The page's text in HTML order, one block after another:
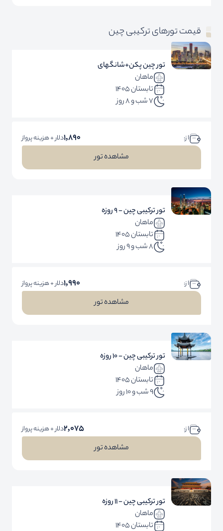
قیمت تورهای ترکیبی چین
تور چین پکن+شانگهای
ماهان
تابستان 1405
7 شب و 8 روز
ا ز: 1,890دلار + هزینه پرواز
مشاهده تور
تور ترکیبی چین - 9 روزه
ماهان
تابستان 1405
8 شب و 9 روز
ا ز: 1,990دلار + هزینه پرواز
مشاهده تور
تور ترکیبی چین - 10 روزه
ماهان
تابستان 1405
9 شب و 10 روز
ا ز: 2,075دلار + هزینه پرواز
مشاهده تور
تور ترکیبی چین - 11 روزه
ماهان
تابستان 1405